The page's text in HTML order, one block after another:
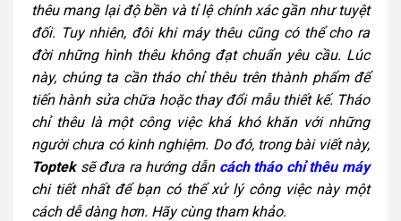
thêu mang lại độ bền và tỉ lệ chính xác gần như tuyệt
đối. Tuy nhiên, đôi khi máy thêu cũng có thể cho ra
đời những hình thêu không đạt chuẩn yêu cầu. Lúc
này, chúng ta cần tháo chỉ thêu trên thành phẩm để
tiến hành sửa chữa hoặc thay đổi mẫu thiết kế. Tháo
chỉ thêu là một công việc khá khó khăn với những
người chưa có kinh nghiệm. Do đó, trong bài viết này,
Topteksẽ đưa ra hướng dẫn cách tháo chỉ thêu máy
chi tiết nhất để bạn có thể xử lý công việc này một
cách dễ dàng hơn. Hãy cùng tham khảo.